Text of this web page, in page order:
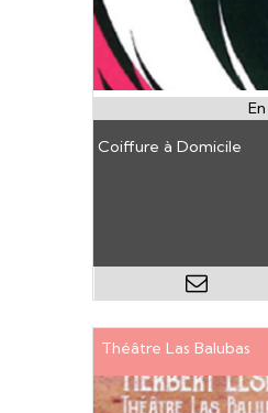
Coiffure à Domicile
Théâtre Las Balubas